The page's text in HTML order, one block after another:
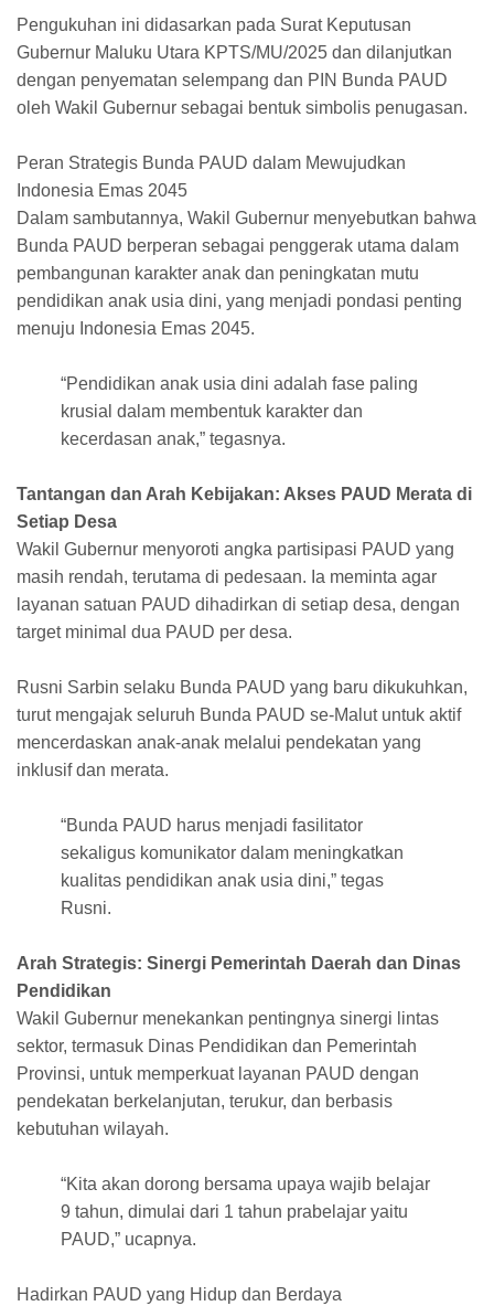
Pengukuhan ini didasarkan pada Surat Keputusan
Gubernur Maluku Utara KPTS/MU/2025 dan dilanjutkan
dengan penyematan selempang dan PIN Bunda PAUD
oleh Wakil Gubernur sebagai bentuk simbolis penugasan.
Peran Strategis Bunda PAUD dalam Mewujudkan
Indonesia Emas 2045
Dalam sambutannya, Wakil Gubernur menyebutkan bahwa
Bunda PAUD berperan sebagai penggerak utama dalam
pembangunan karakter anak dan peningkatan mutu
pendidikan anak usia dini, yang menjadi pondasi penting
menuju Indonesia Emas 2045.
“Pendidikan anak usia dini adalah fase paling
krusial dalam membentuk karakter dan
kecerdasan anak,” tegasnya.
Tantangan dan Arah Kebijakan: Akses PAUD Merata di
Setiap Desa
Wakil Gubernur menyoroti angka partisipasi PAUD yang
masih rendah, terutama di pedesaan. Ia meminta agar
layanan satuan PAUD dihadirkan di setiap desa, dengan
target minimal dua PAUD per desa.
Rusni Sarbin selaku Bunda PAUD yang baru dikukuhkan,
turut mengajak seluruh Bunda PAUD se-Malut untuk aktif
mencerdaskan anak-anak melalui pendekatan yang
inklusif dan merata.
“Bunda PAUD harus menjadi fasilitator
sekaligus komunikator dalam meningkatkan
kualitas pendidikan anak usia dini,” tegas
Rusni.
Arah Strategis: Sinergi Pemerintah Daerah dan Dinas
Pendidikan
Wakil Gubernur menekankan pentingnya sinergi lintas
sektor, termasuk Dinas Pendidikan dan Pemerintah
Provinsi, untuk memperkuat layanan PAUD dengan
pendekatan berkelanjutan, terukur, dan berbasis
kebutuhan wilayah.
“Kita akan dorong bersama upaya wajib belajar
9 tahun, dimulai dari 1 tahun prabelajar yaitu
PAUD,” ucapnya.
Hadirkan PAUD yang Hidup dan Berdaya